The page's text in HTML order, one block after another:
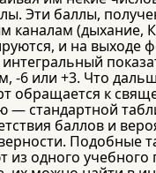
Эти баллы,
каналам (дыхание,
и на выходе
-6 или +3. Что
обращается к
— стандартной
баллов и
Подобные
из одного учебного